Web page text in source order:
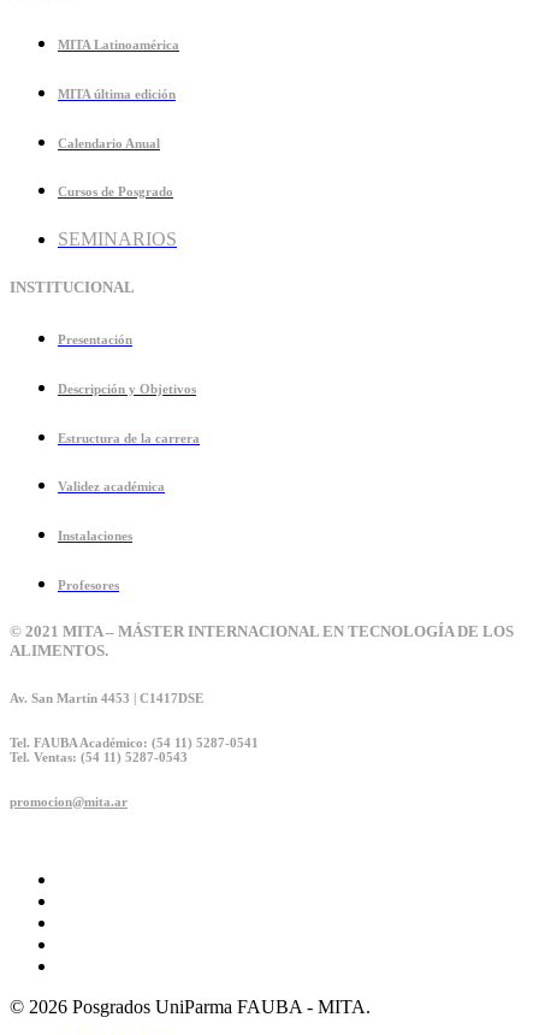
MITA Latinoamérica
MITA última edición
Calendario Anual
Cursos de Posgrado
SEMINARIOS
INSTITUCIONAL
Presentación
Descripción y Objetivos
Estructura de la carrera
Validez académica
Instalaciones
Profesores
© 2021 MITA – MÁSTER INTERNACIONAL EN TECNOLOGÍA DE LOS
ALIMENTOS.
Av. San Martín 4453 | C1417DSE
Tel. FAUBA Académico: (54 11) 5287-0541
Tel. Ventas: (54 11) 5287-0543
promocion@mita.ar
© 2026 Posgrados UniParma FAUBA - MITA.